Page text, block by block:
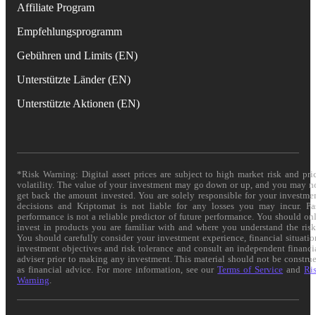
Affiliate Program
Empfehlungsprogramm
Gebühren und Limits (EN)
Unterstützte Länder (EN)
Unterstützte Aktionen (EN)
*Risk Warning: Digital asset prices are subject to high market risk and
volatility. The value of your investment may go down or up, and you may
get back the amount invested. You are solely responsible for your
decisions and Kriptomat is not liable for any losses you may incur.
performance is not a reliable predictor of future performance. You should
invest in products you are familiar with and where you understand the
You should carefully consider your investment experience, financial
investment objectives and risk tolerance and consult an independent
adviser prior to making any investment. This material should not be
as financial advice. For more information, see ourTerms of Service and
Warning